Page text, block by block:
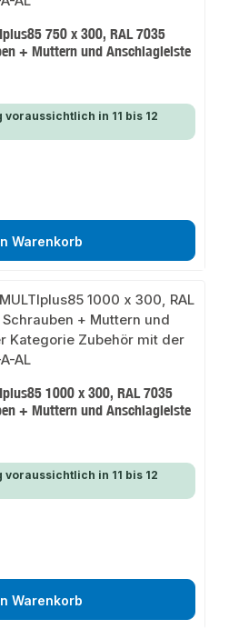
750 x 300, RAL 7035
+ Muttern und Anschlagleiste
in 11 bis 12
Warenkorb
1000 x 300, RAL 7035
+ Muttern und Anschlagleiste
in 11 bis 12
Warenkorb